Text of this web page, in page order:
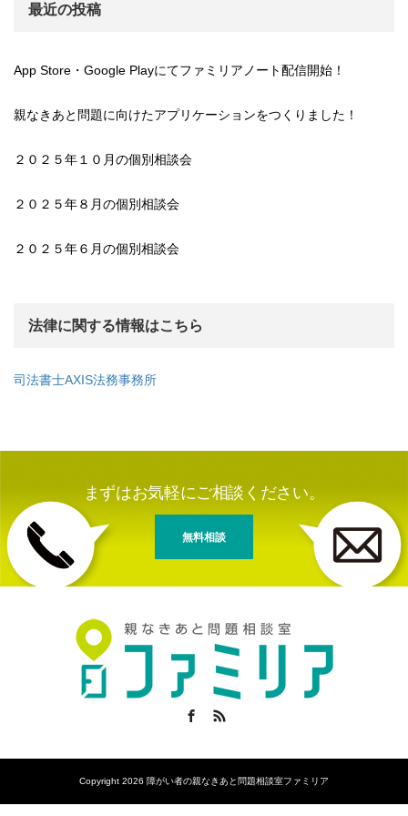
最近の投稿
App Store・Google Playにてファミリアノート配信開始！
親なきあと問題に向けたアプリケーションをつくりました！
２０２５年１０月の個別相談会
２０２５年８月の個別相談会
２０２５年６月の個別相談会
法律に関する情報はこちら
司法書士AXIS法務事務所
まずはお気軽にご相談ください。
無料相談
Facebook
Copyright 2026 障がい者の親なきあと問題相談室ファミリア